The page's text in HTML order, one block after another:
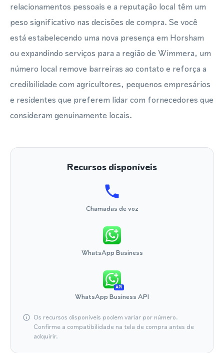
relacionamentos pessoais e a reputação local têm um
peso significativo nas decisões de compra. Se você
está estabelecendo uma nova presença em Horsham
ou expandindo serviços para a região de Wimmera, um
número local remove barreiras ao contato e reforça a
credibilidade com agricultores, pequenos empresários
e residentes que preferem lidar com fornecedores que
consideram genuinamente locais.
Recursos disponíveis
Chamadas de voz
WhatsApp Business
API
WhatsApp Business API
Os recursos disponíveis podem variar por número.
Confirme a compatibilidade na tela de compra antes de
adquirir.